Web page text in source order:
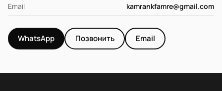
Email kamrankfamre@gmail.com
WhatsApp Позвонить Email